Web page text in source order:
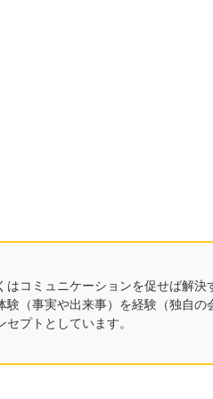
はコミュニケーションを促せば解
験（事実や出来事）を経験（独自
プトとしています。